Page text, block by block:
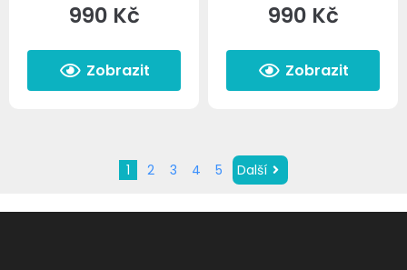
990 Kč
Zobrazit
990 Kč
Zobrazit
1 2 3 4 5 Další